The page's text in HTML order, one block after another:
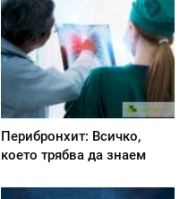
Перибронхит: Всичко,
което трябва да знаем